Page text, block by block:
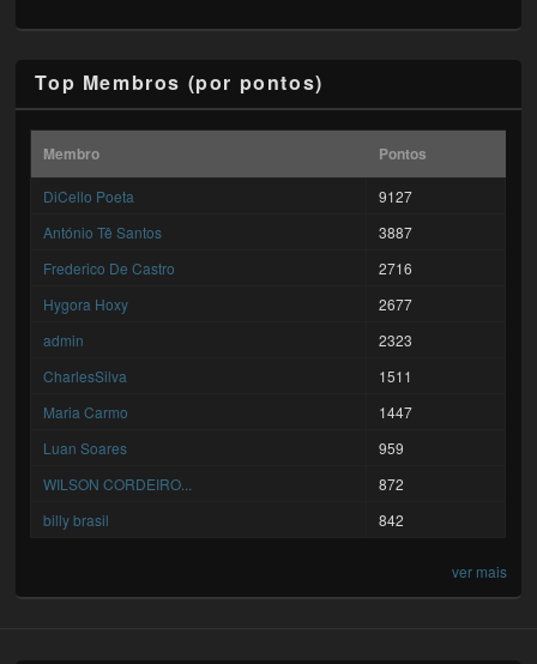
Top Membros (por pontos)
Membro Pontos
DiCello Poeta
9127
António Tê Santos
3887
Frederico De Castro
2716
Hygora Hoxy
2677
admin
2323
CharlesSilva
1511
Maria Carmo
1447
Luan Soares
959
WILSON CORDEIRO...
872
billy brasil
842
ver mais